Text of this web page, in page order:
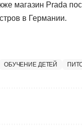
магазин Prada
в Германии.
ОБУЧЕНИЕ ДЕТЕЙ